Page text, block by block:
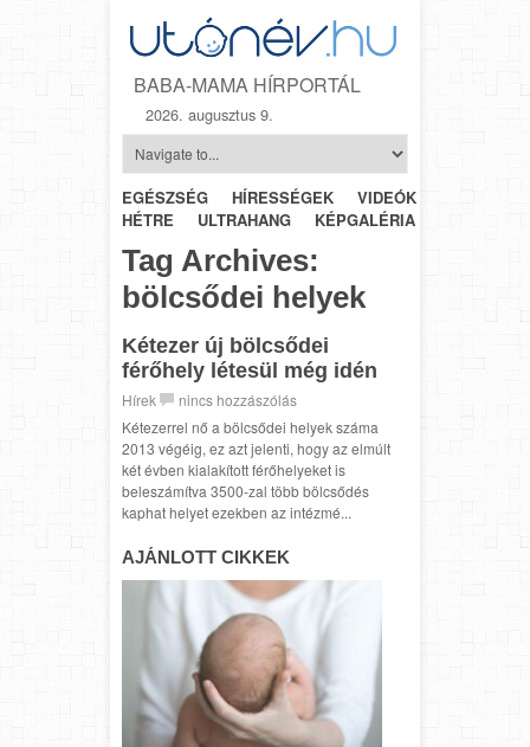
BABA-MAMA HÍRPORTÁL
2026. augusztus 9.
EGÉSZSÉG HÍRESSÉGEK VIDEÓK
HÉTRŐL-
HÉTRE
ULTRAHANG KÉPGALÉRIA
Tag Archives:
bölcsődei helyek
Kétezer új bölcsődei
férőhely létesül még idén
Hírek
nincs hozzászólás
Kétezerrel nő a bölcsődei helyek száma
2013 végéig, ez azt jelenti, hogy az elmúlt
két évben kialakított férőhelyeket is
beleszámítva 3500-zal több bölcsődés
kaphat helyet ezekben az intézmé...
AJÁNLOTT CIKKEK